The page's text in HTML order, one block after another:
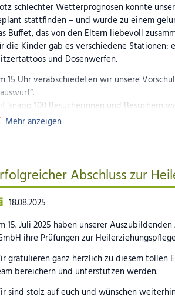
schlechter Wetterprognosen konnte
stattfinden – und wurde zu einem
Buffet, das von den Eltern liebevoll
die Kinder gab es verschiedene
und Dosenwerfen.
15 Uhr verabschiedeten wir unsere
knapp 100 Besucherinnen und Besuchern
Rückmeldungen bedacht.
Mehr anzeigen
Abschluss zur
18.08.2025
15. Juli 2025 haben unserer
ihre Prüfungen zur
gratulieren ganz herzlich zu diesem tollen
bereichern und unterstützen werden.
sind stolz auf euch und wünschen